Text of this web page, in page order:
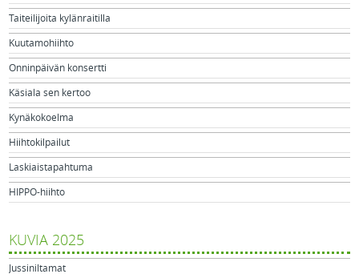
Taiteilijoita kylänraitilla
Kuutamohiihto
Onninpäivän konsertti
Käsiala sen kertoo
Kynäkokoelma
Hiihtokilpailut
Laskiaistapahtuma
HIPPO-hiihto
KUVIA 2025
Jussiniltamat